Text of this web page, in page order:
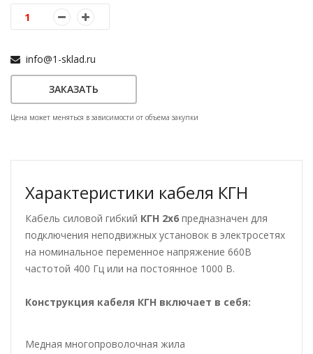
info@1-sklad.ru
ЗАКАЗАТЬ
Цена может меняться в зависимости от объема закупки
Характеристики кабеля КГН
Кабель силовой гибкий КГН 2х6 предназначен для
подключения неподвижных установок в электросетях
на номинальное переменное напряжение 660В
частотой 400 Гц или на постоянное 1000 В.
Конструкция кабеля КГН включает в себя:
Медная многопроволочная жила